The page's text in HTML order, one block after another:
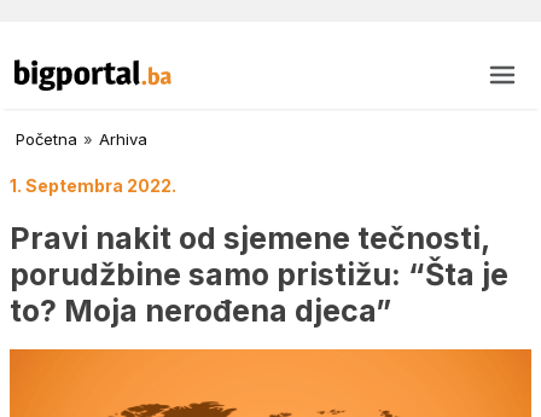
Početna » Arhiva
1. Septembra 2022.
Pravi nakit od sjemene tečnosti,
porudžbine samo pristižu: “Šta je
to? Moja nerođena djeca”